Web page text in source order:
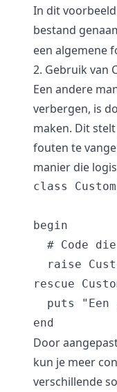
In dit
bestand
een algemene
2. Gebruik van
Een andere
verbergen, is
maken. Dit
fouten te
manier die
class
begin
# Code
raise
rescue
puts "Een
end
Door
kun je meer
verschillende